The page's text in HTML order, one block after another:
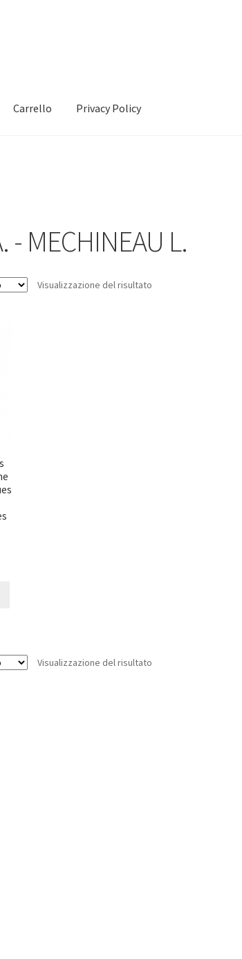
Carrello Privacy Policy
- MECHINEAU L.
Visualizzazione del risultato
Visualizzazione del risultato